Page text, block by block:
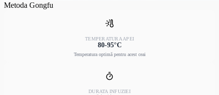
Metoda Gongfu
TEMPERATURA APEI
80-95°C
Temperatura optimă pentru acest ceai
DURATA INFUZIEI